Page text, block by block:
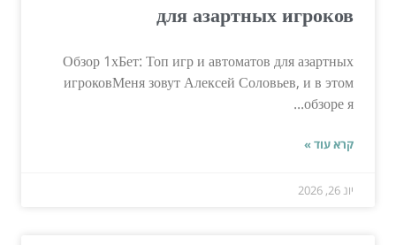
для азартных игроков
Обзор 1хБет: Топ игр и автоматов для азартных
игроковМеня зовут Алексей Соловьев, и в этом
обзоре я...
קרא עוד »
יונ 26, 2026